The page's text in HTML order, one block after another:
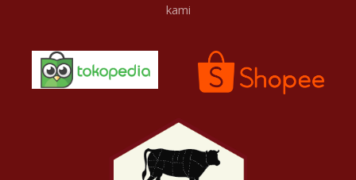
kami